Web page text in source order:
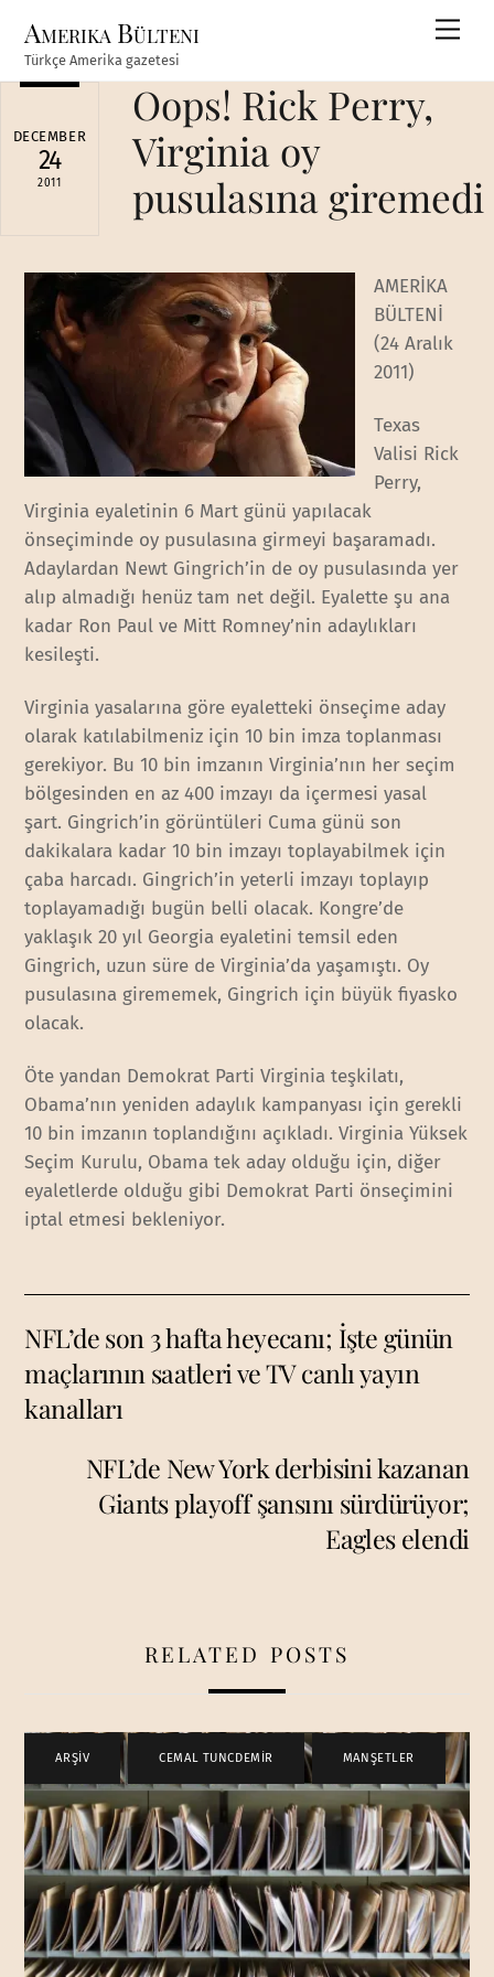
content
Amerika Bülteni
Türkçe Amerika gazetesi
DECEMBER
24
2011
Oops! Rick Perry,
Virginia oy
pusulasına giremedi
AMERİKA
BÜLTENİ
(24 Aralık
2011)
Texas
Valisi Rick
Perry,
Virginia eyaletinin 6 Mart günü yapılacak
önseçiminde oy pusulasına girmeyi başaramadı.
Adaylardan Newt Gingrich’in de oy pusulasında yer
alıp almadığı henüz tam net değil. Eyalette şu ana
kadar Ron Paul ve Mitt Romney’nin adaylıkları
kesileşti.
Virginia yasalarına göre eyaletteki önseçime aday
olarak katılabilmeniz için 10 bin imza toplanması
gerekiyor. Bu 10 bin imzanın Virginia’nın her seçim
bölgesinden en az 400 imzayı da içermesi yasal
şart. Gingrich’in görüntüleri Cuma günü son
dakikalara kadar 10 bin imzayı toplayabilmek için
çaba harcadı. Gingrich’in yeterli imzayı toplayıp
toplayamadığı bugün belli olacak. Kongre’de
yaklaşık 20 yıl Georgia eyaletini temsil eden
Gingrich, uzun süre de Virginia’da yaşamıştı. Oy
pusulasına girememek, Gingrich için büyük fiyasko
olacak.
Öte yandan Demokrat Parti Virginia teşkilatı,
Obama’nın yeniden adaylık kampanyası için gerekli
10 bin imzanın toplandığını açıkladı. Virginia Yüksek
Seçim Kurulu, Obama tek aday olduğu için, diğer
eyaletlerde olduğu gibi Demokrat Parti önseçimini
iptal etmesi bekleniyor.
NFL’de son 3 hafta heyecanı; İşte günün
maçlarının saatleri ve TV canlı yayın
kanalları
NFL’de New York derbisini kazanan
Giants playoff şansını sürdürüyor;
Eagles elendi
RELATED POSTS
ARŞİV CEMAL TUNCDEMİR , MANŞETLER